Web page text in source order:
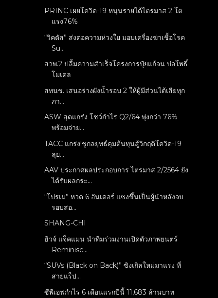
PRINC เผยโควิด-19 หนุนรายได้ไตรมาส 2 โต
แรง76%
“วิคตัส” ส่งต่อความห่วงใย มอบเครื่องฆ่าเชื้อโรค
Su...
สวพ.2 ปลื้มความสำเร็จโครงการปุ๋ยแก้จน บ่อโพธิ์
โมเดล
สทนช. เสนอร่างผังน้ำรอบ 2 ให้ผู้มีส่วนได้เสียทุก
ภา...
ASW สุดแกร่ง โชว์กำไร Q2/64 พุ่งกว่า 76%
พร้อมจ่าย...
TACC แกร่ง!ชูกลยุทธ์คุมต้นทุนสู้วิกฤติโควิด-19
ลุย...
AAV ประกาศผลประกอบการ ไตรมาส 2/2564 ยัง
ได้รับผลกระ...
“โปรเม” หวด 6 อันเดอร์ แซงขึ้นเป็นผู้นำหลังจบ
รอบสอ...
SHANG-CHI
ฮิวจ์ แจ็คแมน นำทีมร่วมงานเปิดตัวภาพยนตร์
Reminisc...
“SUVs (Black on Back)” ซิงเกิลใหม่มาแรง ที่
สายแร็ป...
ซีพีเอฟกำไร 6 เดือนแรกปีนี้ 11,683 ล้านบาท